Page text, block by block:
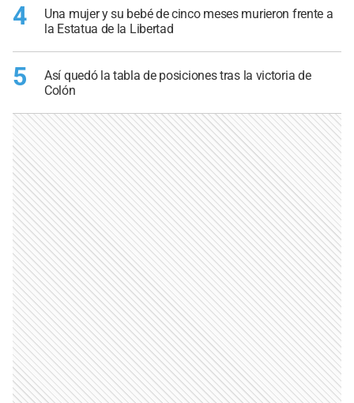
4
Una mujer y su bebé de cinco meses murieron frente a
la Estatua de la Libertad
5
Así quedó la tabla de posiciones tras la victoria de
Colón